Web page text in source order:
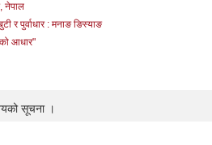
नेपाल
र पुर्वाधार : मनाङ ङिस्याङ
आधार"
सूचना ।